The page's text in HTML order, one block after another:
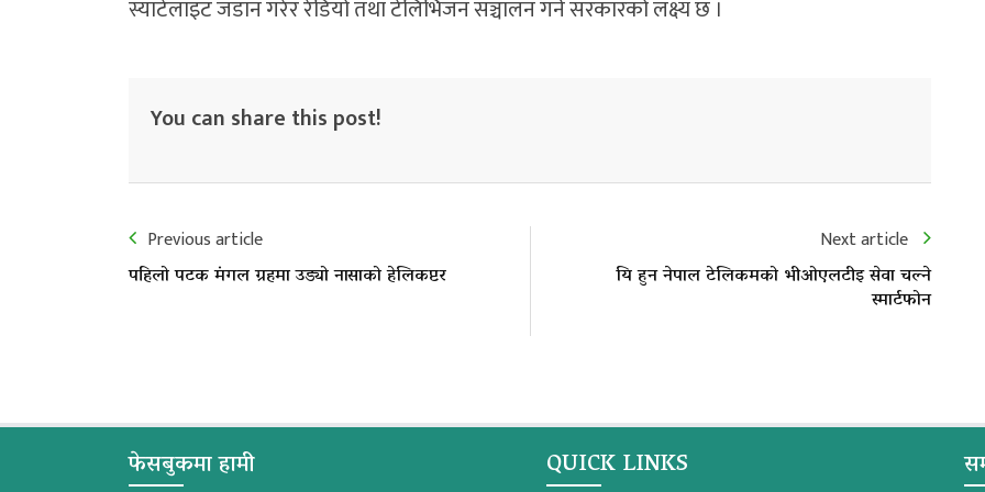
स्याटेलाइट जडान गरेर रेडियो तथा टेलिभिजन सञ्चालन गर्ने सरकारको लक्ष्य छ ।
You can share this post!
Previous article
पहिलो पटक मंगल ग्रहमा उड्यो नासाको हेलिकप्टर
Next article
यि हुन नेपाल टेलिकमको भीओएलटीइ सेवा चल्ने
स्मार्टफोन
फेसबुकमा हामी QUICK LINKS